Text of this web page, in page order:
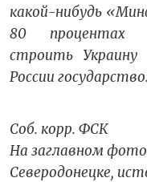
какой-нибудь
80 процентах
строить Украину
России государство.
Соб. корр. ФСК
На заглавном
Северодонецке,